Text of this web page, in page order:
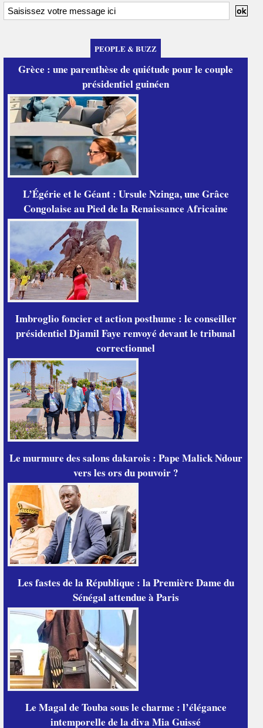
PEOPLE & BUZZ
Grèce : une parenthèse de quiétude pour le couple
présidentiel guinéen
L’Égérie et le Géant : Ursule Nzinga, une Grâce
Congolaise au Pied de la Renaissance Africaine
Imbroglio foncier et action posthume : le conseiller
présidentiel Djamil Faye renvoyé devant le tribunal
correctionnel
Le murmure des salons dakarois : Pape Malick Ndour
vers les ors du pouvoir ?
Les fastes de la République : la Première Dame du
Sénégal attendue à Paris
Le Magal de Touba sous le charme : l’élégance
intemporelle de la diva Mia Guissé